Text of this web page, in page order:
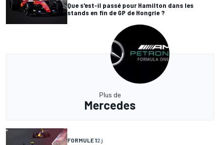
Que s'est-il passé pour Hamilton dans les
stands en fin de GP de Hongrie ?
Plus de
Mercedes
FORMULE 12 j